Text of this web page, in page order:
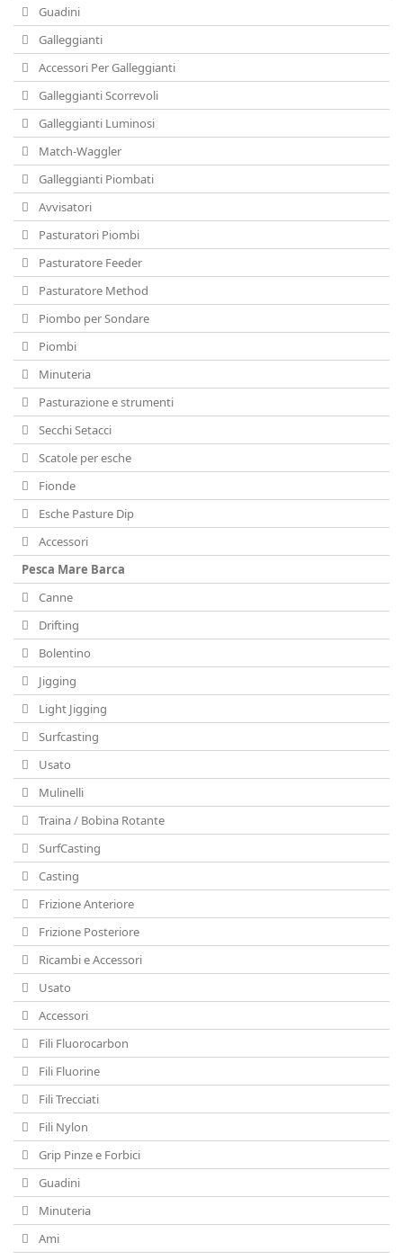
Guadini
Galleggianti
Accessori Per Galleggianti
Galleggianti Scorrevoli
Galleggianti Luminosi
Match-Waggler
Galleggianti Piombati
Avvisatori
Pasturatori Piombi
Pasturatore Feeder
Pasturatore Method
Piombo per Sondare
Piombi
Minuteria
Pasturazione e strumenti
Secchi Setacci
Scatole per esche
Fionde
Esche Pasture Dip
Accessori
Pesca Mare Barca
Canne
Drifting
Bolentino
Jigging
Light Jigging
Surfcasting
Usato
Mulinelli
Traina / Bobina Rotante
SurfCasting
Casting
Frizione Anteriore
Frizione Posteriore
Ricambi e Accessori
Usato
Accessori
Fili Fluorocarbon
Fili Fluorine
Fili Trecciati
Fili Nylon
Grip Pinze e Forbici
Guadini
Minuteria
Ami